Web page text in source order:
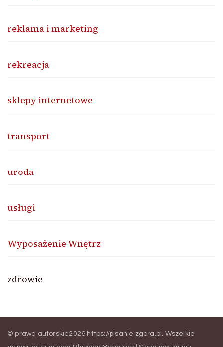
reklama i marketing
rekreacja
sklepy internetowe
transport
uroda
usługi
Wyposażenie Wnętrz
zdrowie
© prawa autorskie2026 https://pisanie.zgora.pl . Wszelkie